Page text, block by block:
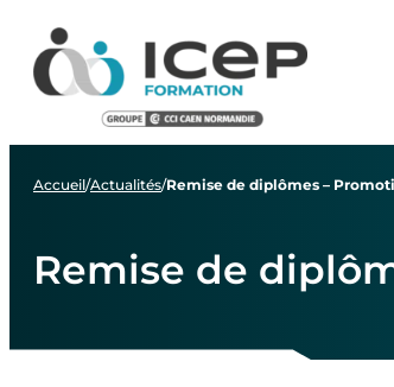
menu
contenu
pied
Accueil /Actualités/Remise de diplômes –
Remise de